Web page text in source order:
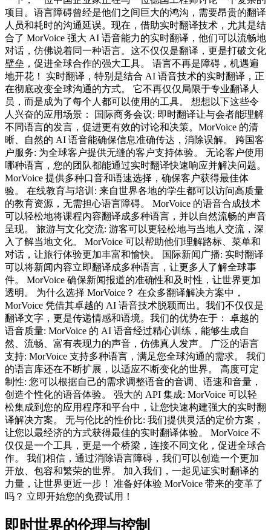
项目。语言障碍曾经是他们之间巨大的鸿沟，需要昂贵的翻译
人员和耗时的沟通延误。现在，借助实时翻译技术，尤其是结
合了 MorVoice 强大 AI 语音能力的实时翻译，他们可以流畅地
对话，仿佛说着同一种语言。这不仅仅是翻译，更是打破文化
壁垒，促进全球合作的强大工具。 语言不再是障碍，机遇遍
地开花！ 实时翻译，特别是结合 AI 语音技术的实时翻译，正
在彻底改变全球沟通的方式。 它不再仅仅局限于专业翻译人
员，而是成为了每个人都可以使用的工具。 想想以下这些令
人兴奋的应用场景： 国际商务会议: 即时翻译让与会者能理解
不同语言的发言，促进更有效的讨论和决策。MorVoice 的清
晰、自然的 AI 语音能确保信息准确传达，消除误解。 跨国客
户服务: 为全球客户提供无缝的客户支持体验。 无论客户使用
哪种语言，您的团队都能通过实时翻译快速响应并解决问题。
MorVoice 提供多种口音和语速选择，确保客户获得最佳体
验。 在线教育与培训: 来自世界各地的学生都可以访问高质量
的教育资源，无需担心语言障碍。 MorVoice 的语音合成技术
可以轻松地将课程内容翻译成多种语言，并以自然流畅的声音
呈现。 旅游与文化交流: 游客可以更轻松地与当地人交流，深
入了解当地文化。 MorVoice 可以帮助他们理解路标、菜单和
对话，让旅行体验更加丰富和愉快。 国际新闻广播: 实时翻译
可以将新闻内容立即翻译成多种语言，让更多人了解全球事
件。 MorVoice 确保新闻报道的准确性和及时性，让世界更加
透明。 为什么选择 MorVoice？ 在众多翻译解决方案中，
MorVoice 凭借其卓越的 AI 语音技术脱颖而出。我们不仅仅是
翻译文字，更是传递情感和语境。我们的优势在于： 卓越的
语音质量: MorVoice 的 AI 语音经过精心训练，能够生成自
然、流畅、富有表现力的声音，仿佛真人发声。 广泛的语言
支持: MorVoice 支持多种语言，满足您全球沟通的需求。 我们
的语言库还在不断扩展，以适应不断变化的世界。 高度可定
制性: 您可以根据自己的需求调整语音的音调、语速和音量，
创造个性化的语音体验。 强大的 API 集成: MorVoice 可以轻
松集成到您的应用程序和平台中，让您快速构建强大的实时翻
译解决方案。 无与伦比的性价比: 我们提供灵活的定价方案，
让您以最经济的方式获得最佳的实时翻译体验。 MorVoice 不
仅仅是一个工具，更是一个桥梁，连接不同文化，促进全球合
作。 我们相信，通过消除语言障碍，我们可以创造一个更加
开放、包容和繁荣的世界。 加入我们，一起见证实时翻译的
力量，让世界更近一步！ 准备好体验 MorVoice 带来的变革了
吗？ 立即开始您的免费试用！
即时世界的伦理与控制